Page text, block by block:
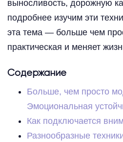
выносливость, дорожную
подробнее изучим эти
эта тема — больше чем
практическая и меняет
Содержание
Больше, чем просто
Эмоциональная
Как подключается
Разнообразные